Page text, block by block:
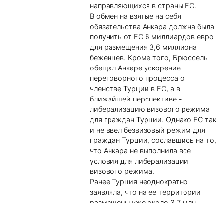
направляющихся в страны ЕС.
В обмен на взятые на себя
обязательства Анкара должна была
получить от ЕС 6 миллиардов евро
для размещения 3,6 миллиона
беженцев. Кроме того, Брюссель
обещал Анкаре ускорение
переговорного процесса о
членстве Турции в ЕС, а в
ближайшей перспективе -
либерализацию визового режима
для граждан Турции. Однако ЕС так
и не ввел безвизовый режим для
граждан Турции, сославшись на то,
что Анкара не выполнила все
условия для либерализации
визового режима.
Ранее Турция неоднократно
заявляла, что на ее территории